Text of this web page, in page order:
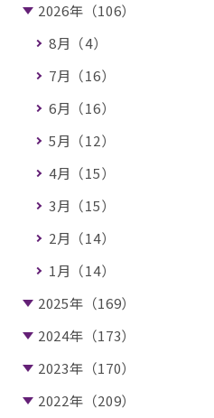
2026年（106）
8月（4）
7月（16）
6月（16）
5月（12）
4月（15）
3月（15）
2月（14）
1月（14）
2025年（169）
2024年（173）
2023年（170）
2022年（209）